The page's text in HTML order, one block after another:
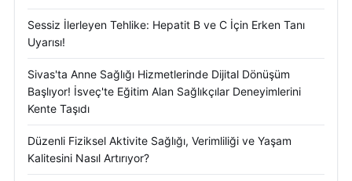
Sessiz İlerleyen Tehlike: Hepatit B ve C İçin Erken Tanı
Uyarısı!
Sivas'ta Anne Sağlığı Hizmetlerinde Dijital Dönüşüm
Başlıyor! İsveç'te Eğitim Alan Sağlıkçılar Deneyimlerini
Kente Taşıdı
Düzenli Fiziksel Aktivite Sağlığı, Verimliliği ve Yaşam
Kalitesini Nasıl Artırıyor?